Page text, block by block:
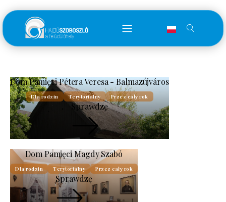
Dom Pamięci Pétera Veresa - Balmazújváros
Dla rodzin Terytorialny Przez cały rok
Sprawdzę
Dom Pamięci Magdy Szabó
Dla rodzin Terytorialny Przez cały rok
Sprawdzę